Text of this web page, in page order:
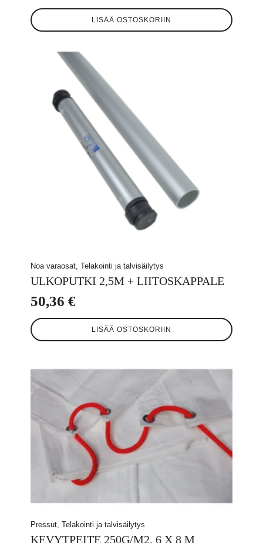
LISÄÄ OSTOSKORIIN
Noa varaosat, Telakointi ja talvisäilytys
ULKOPUTKI 2,5M + LIITOSKAPPALE
50,36 €
LISÄÄ OSTOSKORIIN
Pressut, Telakointi ja talvisäilytys
KEVYTPEITE 250G/M2, 6 X 8 M